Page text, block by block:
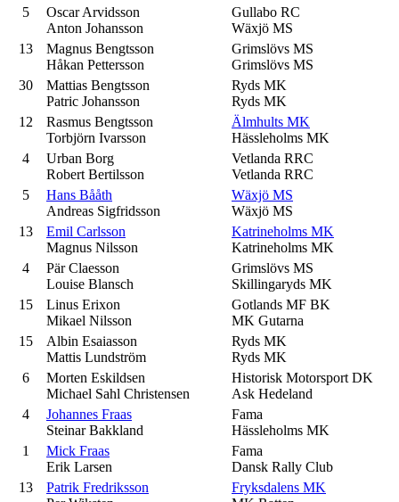
5
Oscar Arvidsson
Anton Johansson
Gullabo RC
Wäxjö MS
13
Magnus Bengtsson
Håkan Pettersson
Grimslövs MS
Grimslövs MS
30
Mattias Bengtsson
Patric Johansson
Ryds MK
Ryds MK
12
Rasmus Bengtsson
Torbjörn Ivarsson
Älmhults MK
Hässleholms MK
4
Urban Borg
Robert Bertilsson
Vetlanda RRC
Vetlanda RRC
5
Hans Bååth
Andreas Sigfridsson
Wäxjö MS
Wäxjö MS
13
Emil Carlsson
Magnus Nilsson
Katrineholms MK
Katrineholms MK
4
Pär Claesson
Louise Blansch
Grimslövs MS
Skillingaryds MK
15
Linus Erixon
Mikael Nilsson
Gotlands MF BK
MK Gutarna
15
Albin Esaiasson
Mattis Lundström
Ryds MK
Ryds MK
6
Morten Eskildsen
Michael Sahl Christensen
Historisk Motorsport DK
Ask Hedeland
4
Johannes Fraas
Steinar Bakkland
Fama
Hässleholms MK
1
Mick Fraas
Erik Larsen
Fama
Dansk Rally Club
13
Patrik Fredriksson
Fryksdalens MK